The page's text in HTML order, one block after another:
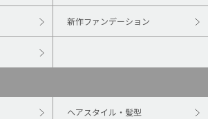
新作ファンデーション
ヘアスタイル・髪型